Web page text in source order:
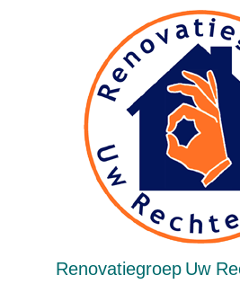
Renovatiegroep Uw